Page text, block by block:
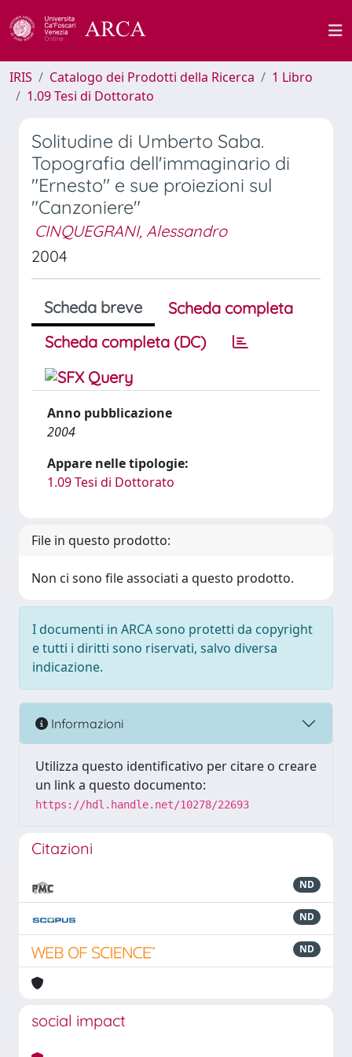
IRIS Catalogo dei Prodotti della Ricerca
1 Libro
1.09 Tesi di Dottorato
Solitudine di Umberto Saba.
Topografia dell'immaginario di
"Ernesto" e sue proiezioni sul
"Canzoniere"
CINQUEGRANI, Alessandro
2004
Scheda breve
Scheda completa
Scheda completa (DC)
Anno pubblicazione
2004
Appare nelle tipologie:
1.09 Tesi di Dottorato
File in questo prodotto:
Non ci sono file associati a questo prodotto.
I documenti in ARCA sono protetti da copyright
e tutti i diritti sono riservati, salvo diversa
indicazione.
Informazioni
Utilizza questo identificativo per citare o creare
un link a questo documento:
https://hdl.handle.net/10278/22693
Citazioni
ND
ND
ND
social impact